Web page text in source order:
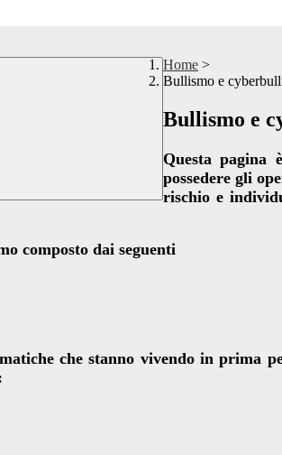
Home >
Bullismo e
Bullismo e
Questa pagina
possedere gli
rischio e
composto dai seguenti
che stanno vivendo in prima